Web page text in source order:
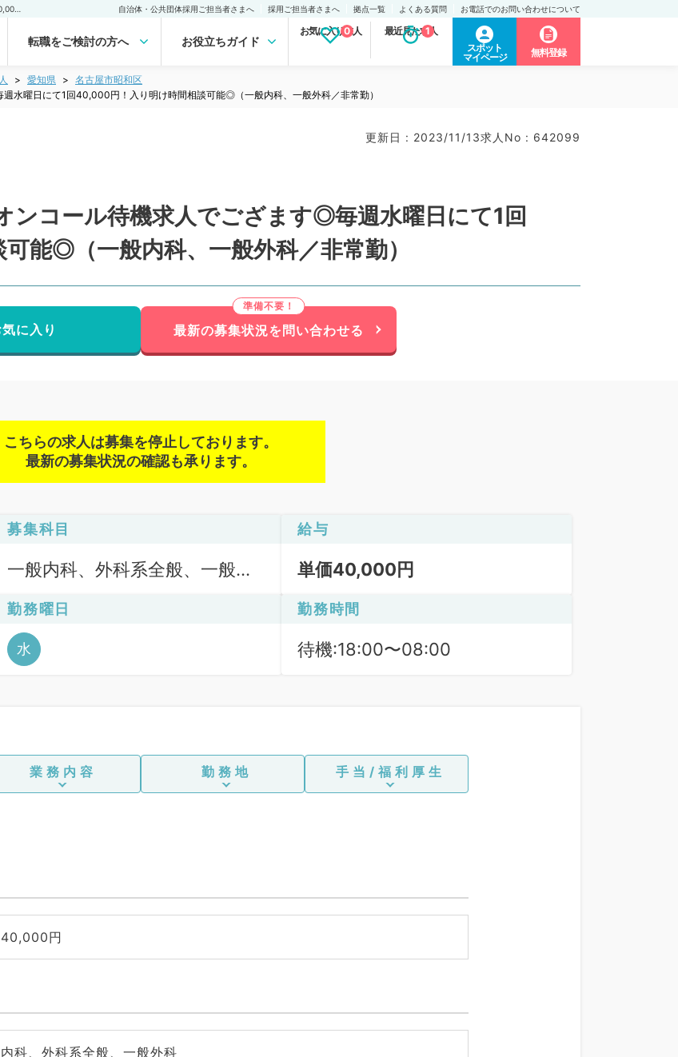
自治体・公共団体採用ご担当者さまへ 採用ご担当者さまへ 拠点一覧 よくある質問 お電話でのお問い合わせについて
転職をご検討の方へ お役立ちガイド
お気に入り求人
0 最近見た求人
1
スポット
マイページ
無料登録
愛知県
名古屋市昭和区
水曜日にて1回40,000円！入り明け時間相談可能◎（一般内科、一般外科／非常勤）
更新日 : 2023/11/13求人No : 642099
ンコール待機求人でござます◎毎週水曜日にて1回
能◎（一般内科、一般外科／非常勤）
に入り 最新の募集状況を問い合わせる
こちらの求人は募集を停止しております。
最新の募集状況の確認も承ります。
募集科目
一般内科、外科系全般、一般外
給与
単価40,000円
勤務曜日
水
勤務時間
待機:18:00〜08:00
業務内容 勤務地 手当/福利厚生
円
科、外科系全般、一般外科